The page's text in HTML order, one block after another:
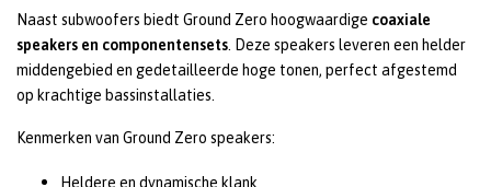
Naast subwoofers biedt Ground Zero hoogwaardige coaxiale
speakers en componentensets . Deze speakers leveren een helder
middengebied en gedetailleerde hoge tonen, perfect afgestemd
op krachtige bassinstallaties.
Kenmerken van Ground Zero speakers:
Heldere en dynamische klank